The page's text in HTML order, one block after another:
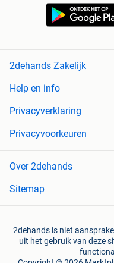
2dehands Zakelijk
Help en info
Privacyverklaring
Privacyvoorkeuren
Over 2dehands
Sitemap
2dehands is niet
uit het gebruik van deze